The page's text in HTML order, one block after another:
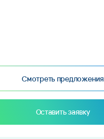
Смотреть предложения
Оставить заявку